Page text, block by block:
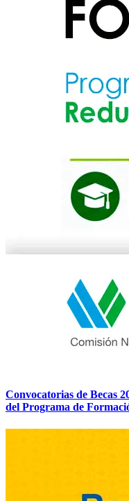
Convocatorias de Becas
del Programa de